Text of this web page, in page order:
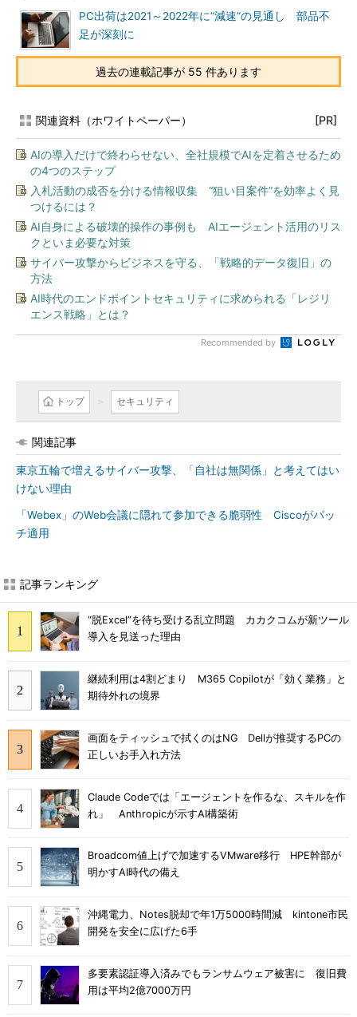
PC出荷は2021～2022年に“減速”の見通し 部品不
足が深刻に
過去の連載記事が 55 件あります
関連資料（ホワイトペーパー） [PR]
AIの導入だけで終わらせない、全社規模でAIを定着させるため
の4つのステップ
入札活動の成否を分ける情報収集 “狙い目案件”を効率よく見
つけるには？
AI自身による破壊的操作の事例も AIエージェント活用のリス
クといま必要な対策
サイバー攻撃からビジネスを守る、「戦略的データ復旧」の
方法
AI時代のエンドポイントセキュリティに求められる「レジリ
エンス戦略」とは？
Recommended by
トップ セキュリティ
関連記事
東京五輪で増えるサイバー攻撃、「自社は無関係」と考えてはい
けない理由
「Webex」のWeb会議に隠れて参加できる脆弱性 Ciscoがパッ
チ適用
記事ランキング
“脱Excel”を待ち受ける乱立問題 カカクコムが新ツール
導入を見送った理由
継続利用は4割どまり M365 Copilotが「効く業務」と
期待外れの境界
画面をティッシュで拭くのはNG Dellが推奨するPCの
正しいお手入れ方法
Claude Codeでは「エージェントを作るな、スキルを作
れ」 Anthropicが示すAI構築術
Broadcom値上げで加速するVMware移行 HPE幹部が
明かすAI時代の備え
沖縄電力、Notes脱却で年1万5000時間減 kintone市民
開発を安全に広げた6手
多要素認証導入済みでもランサムウェア被害に 復旧費
用は平均2億7000万円